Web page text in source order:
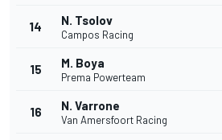
14 N. Tsolov
Campos Racing
15 M. Boya
Prema Powerteam
16 N. Varrone
Van Amersfoort Racing